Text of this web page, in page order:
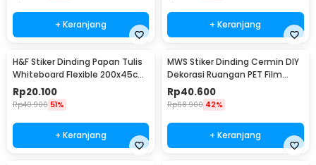
+ Keranjang + Keranjang
H&F Stiker Dinding Papan Tulis
Whiteboard Flexible 200x45cm
- HF514
Rp20.100
Rp40.900 51%
+ Keranjang
MWS Stiker Dinding Cermin DIY
Dekorasi Ruangan PET Film
Reflective 50x200cm - MW-A1
Rp40.600
Rp68.900 42%
+ Keranjang